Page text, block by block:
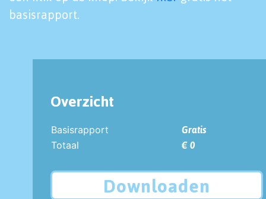
basisrapport.
Overzicht
Basisrapport
Gratis
Totaal
€ 0
Downloaden